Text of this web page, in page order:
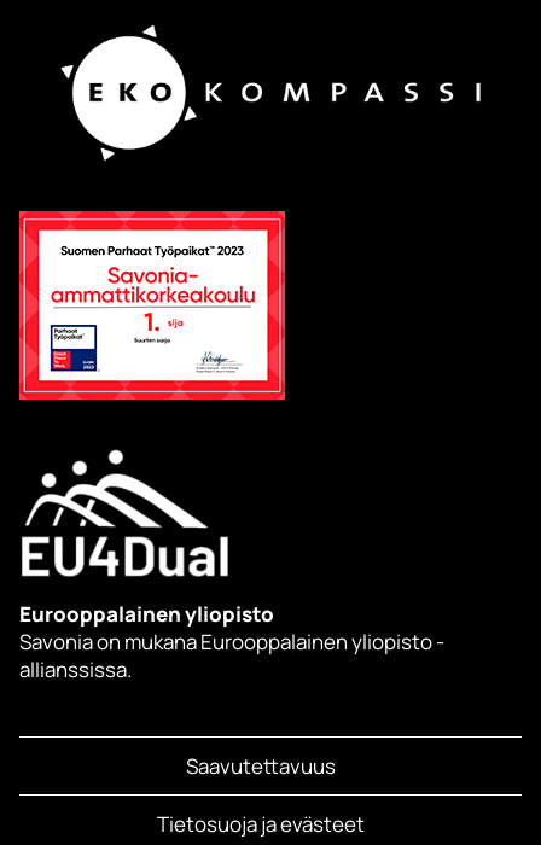
Eurooppalainen yliopisto
Savonia on mukana Eurooppalainen yliopisto -
allianssissa.
Saavutettavuus
Tietosuoja ja evästeet